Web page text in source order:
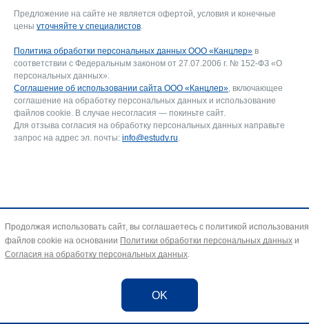
Предложение на сайте не является офертой, условия и конечные
цены уточняйте у специалистов.
Политика обработки персональных данных ООО «Канцлер» в
соответствии с Федеральным законом от 27.07.2006 г. № 152-ФЗ «О
персональных данных».
Соглашение об использовании сайта ООО «Канцлер», включающее
соглашение на обработку персональных данных и использование
файлов cookie. В случае несогласия — покиньте сайт.
Для отзыва согласия на обработку персональных данных направьте
запрос на адрес эл. почты: info@estudy.ru.
Продолжая использовать сайт, вы соглашаетесь с политикой использования
файлов cookie на основании Политики обработки персональных данных и
Согласия на обработку персональных данных.
OK